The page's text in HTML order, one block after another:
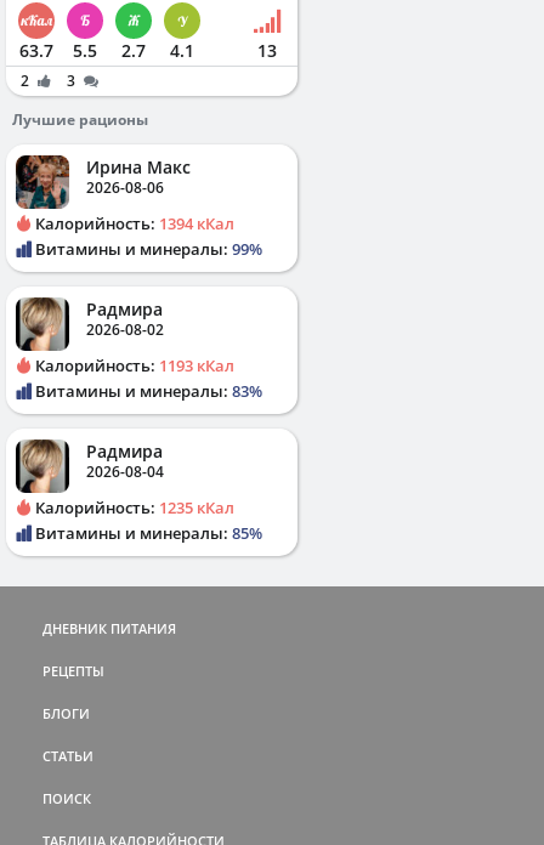
63.7 5.5 2.7 4.1 13
2
3
Лучшие рационы
Ирина Макс
2026-08-06
Калорийность: 1394 кКал
Витамины и минералы: 99%
Радмира
2026-08-02
Калорийность: 1193 кКал
Витамины и минералы: 83%
Радмира
2026-08-04
Калорийность: 1235 кКал
Витамины и минералы: 85%
ДНЕВНИК ПИТАНИЯ
РЕЦЕПТЫ
БЛОГИ
СТАТЬИ
ПОИСК
ТАБЛИЦА КАЛОРИЙНОСТИ